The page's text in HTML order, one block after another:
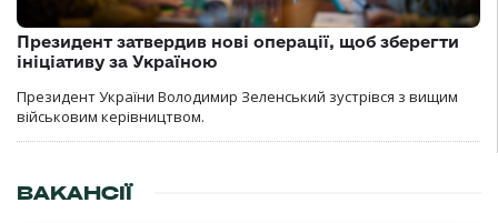
Президент затвердив нові операції, щоб зберегти
ініціативу за Україною
Президент України Володимир Зеленський зустрівся з вищим
військовим керівництвом.
ВАКАНСІЇ